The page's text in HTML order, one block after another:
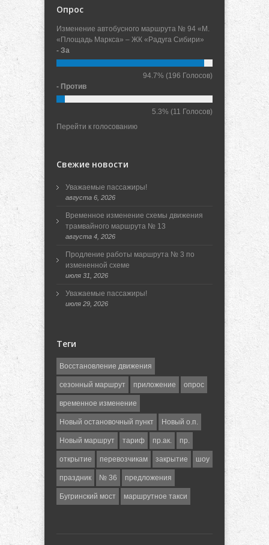
Опрос
Изменение автобусного маршрута № 94 «М.
«Площадь Маркса» – ЖК «Радуга Сибири»
- За
94.7% (196 Голосов)
- Против
5.3% (11 Голосов)
Перейти к голосованию
Свежие новости
Уважаемые пассажиры!
августа 6, 2026
Временное изменение схемы движения
трамвайного маршрута № 13
августа 4, 2026
Продление работы маршрута № 3 по
измененной схеме
июля 31, 2026
Уважаемые пассажиры!
июля 29, 2026
Теги
Восстановление движения
сезонный маршрут приложение опрос
временное изменение
Новый остановочный пункт Новый о.п.
Новый маршрут тариф пр.ак. пр.
открытие перевозчикам закрытие шоу
праздник № 36 предложения
Бугринский мост маршрутное такси